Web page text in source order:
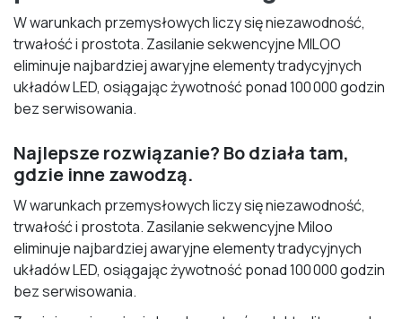
W warunkach przemysłowych liczy się niezawodność,
trwałość i prostota. Zasilanie sekwencyjne MILOO
eliminuje najbardziej awaryjne elementy tradycyjnych
układów LED, osiągając żywotność ponad 100 000 godzin
bez serwisowania.
Najlepsze rozwiązanie? Bo działa tam,
gdzie inne zawodzą.
W warunkach przemysłowych liczy się niezawodność,
trwałość i prostota. Zasilanie sekwencyjne Miloo
eliminuje najbardziej awaryjne elementy tradycyjnych
układów LED, osiągając żywotność ponad 100 000 godzin
bez serwisowania.